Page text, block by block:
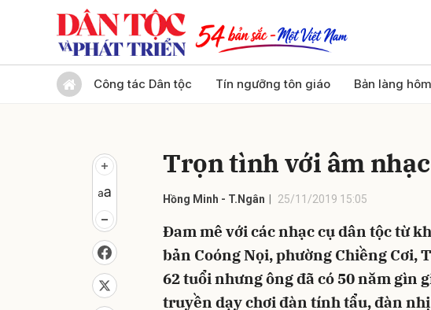
Công tác Dân tộc Tín ngưỡng tôn giáo Bản làng
Trọn tình với âm
Hồng Minh - T.Ngân 25/11/2019 15:05
Đam mê với các nhạc cụ dân tộc từ
bản Coóng Nọi, phường Chiềng Cơi,
62 tuổi nhưng ông đã có 50 năm gìn
truyền dạy chơi đàn tính tẩu, đàn
Gửi bình luận